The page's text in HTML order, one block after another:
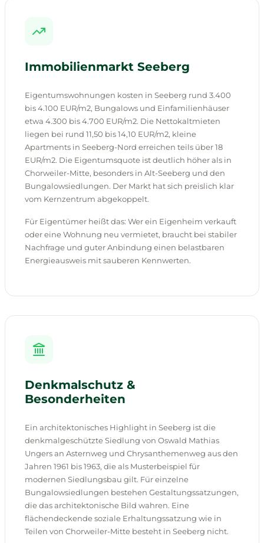
Immobilienmarkt Seeberg
Eigentumswohnungen kosten in Seeberg rund 3.400
bis 4.100 EUR/m2, Bungalows und Einfamilienhäuser
etwa 4.300 bis 4.700 EUR/m2. Die Nettokaltmieten
liegen bei rund 11,50 bis 14,10 EUR/m2, kleine
Apartments in Seeberg-Nord erreichen teils über 18
EUR/m2. Die Eigentumsquote ist deutlich höher als in
Chorweiler-Mitte, besonders in Alt-Seeberg und den
Bungalowsiedlungen. Der Markt hat sich preislich klar
vom Kernzentrum abgekoppelt.
Für Eigentümer heißt das: Wer ein Eigenheim verkauft
oder eine Wohnung neu vermietet, braucht bei stabiler
Nachfrage und guter Anbindung einen belastbaren
Energieausweis mit sauberen Kennwerten.
Denkmalschutz &
Besonderheiten
Ein architektonisches Highlight in Seeberg ist die
denkmalgeschützte Siedlung von Oswald Mathias
Ungers an Asternweg und Chrysanthemenweg aus den
Jahren 1961 bis 1963, die als Musterbeispiel für
modernen Siedlungsbau gilt. Für einzelne
Bungalowsiedlungen bestehen Gestaltungssatzungen,
die das architektonische Bild wahren. Eine
flächendeckende soziale Erhaltungssatzung wie in
Teilen von Chorweiler-Mitte besteht in Seeberg nicht.